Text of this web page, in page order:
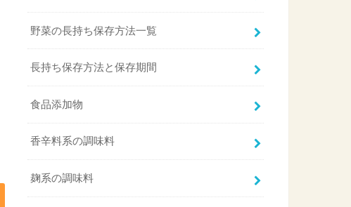
野菜の長持ち保存方法一覧
長持ち保存方法と保存期間
食品添加物
香辛料系の調味料
麹系の調味料